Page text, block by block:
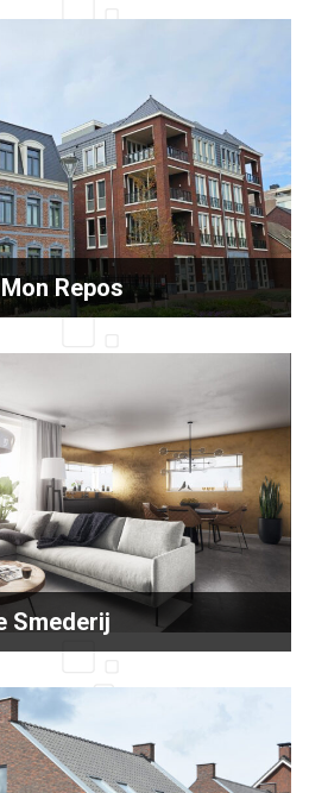
Repos
Villa en Residence Mon
Smederij
Best wordt een markante